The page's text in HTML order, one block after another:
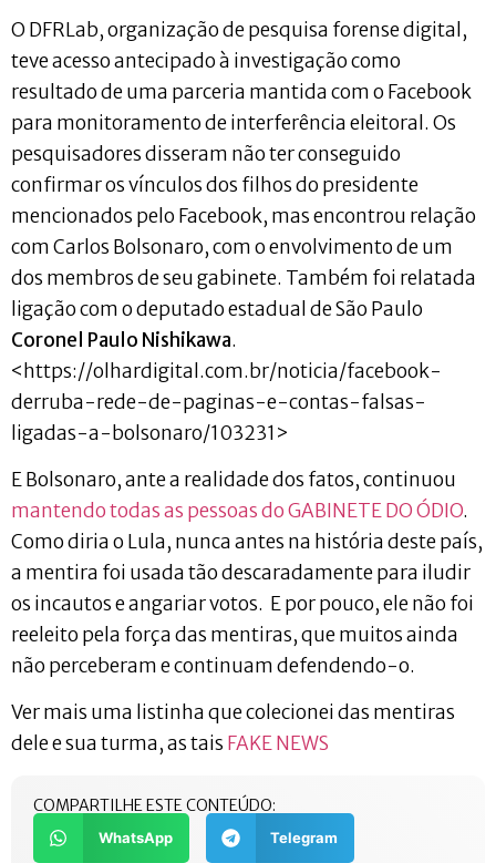
O DFRLab, organização de pesquisa forense digital,
teve acesso antecipado à investigação como
resultado de uma parceria mantida com o Facebook
para monitoramento de interferência eleitoral. Os
pesquisadores disseram não ter conseguido
confirmar os vínculos dos filhos do presidente
mencionados pelo Facebook, mas encontrou relação
com Carlos Bolsonaro, com o envolvimento de um
dos membros de seu gabinete. Também foi relatada
ligação com o deputado estadual de São Paulo
Coronel Paulo Nishikawa.
<https://olhardigital.com.br/noticia/facebook-
derruba-rede-de-paginas-e-contas-falsas-
ligadas-a-bolsonaro/103231>
E Bolsonaro, ante a realidade dos fatos, continuou
mantendo todas as pessoas do GABINETE DO ÓDIO.
Como diria o Lula, nunca antes na história deste país,
a mentira foi usada tão descaradamente para iludir
os incautos e angariar votos. E por pouco, ele não foi
reeleito pela força das mentiras, que muitos ainda
não perceberam e continuam defendendo-o.
Ver mais uma listinha que colecionei das mentiras
dele e sua turma, as tais FAKE NEWS
COMPARTILHE ESTE CONTEÚDO:
WhatsApp Telegram